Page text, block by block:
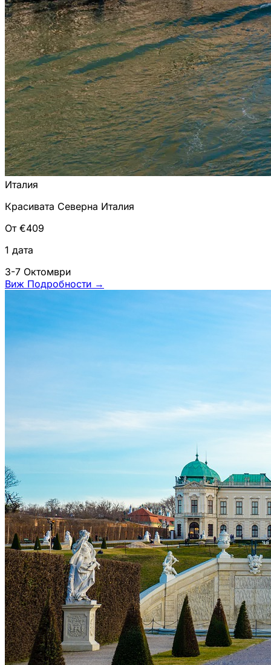
Италия
Красивата Северна Италия
От €409
1 дата
3-7 Октомври
Виж Подробности →